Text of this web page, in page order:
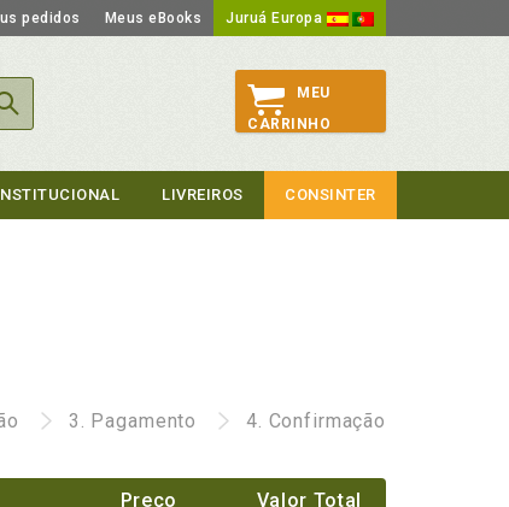
pedidos Meus eBooks Juruá Europa
MEU
CARRINHO
LIVREIROS CONSINTER
3. Pagamento 4. Confirmação
Preço Valor Total